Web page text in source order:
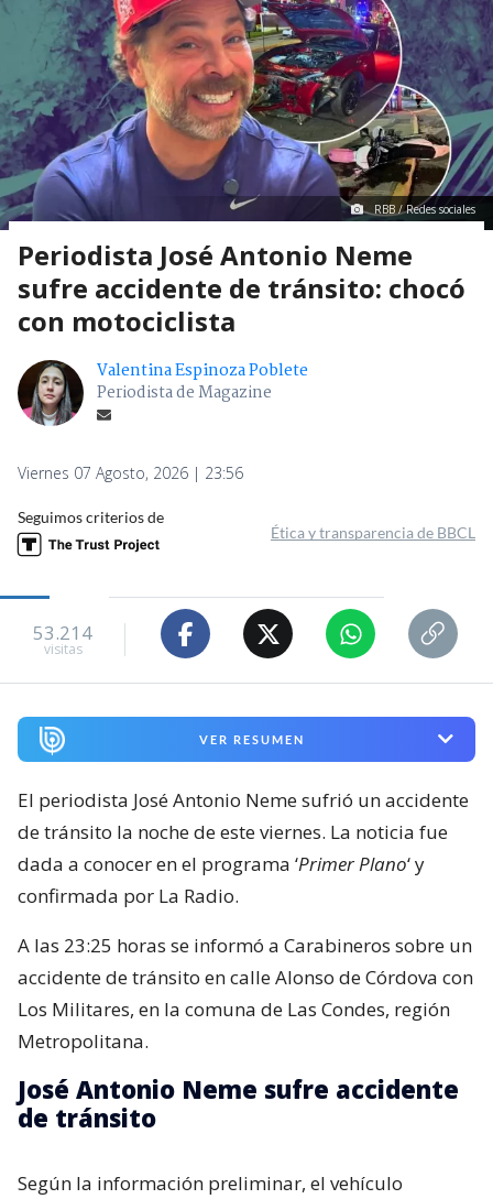
RBB / Redes sociales
Periodista José Antonio Neme
sufre accidente de tránsito: chocó
con motociclista
Valentina Espinoza Poblete
Periodista de Magazine
Viernes 07 Agosto, 2026 | 23:56
Seguimos criterios de
Ética y transparencia de BBCL
53.214
visitas
VER RESUMEN
El periodista José Antonio Neme sufrió un accidente
de tránsito la noche de este viernes. La noticia fue
dada a conocer en el programa ‘Primer Plano‘ y
confirmada por La Radio.
A las 23:25 horas se informó a Carabineros sobre un
accidente de tránsito en calle Alonso de Córdova con
Los Militares, en la comuna de Las Condes, región
Metropolitana.
José Antonio Neme sufre accidente
de tránsito
Según la información preliminar, el vehículo